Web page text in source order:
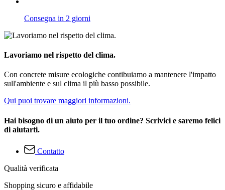
Consegna in 2 giorni
Lavoriamo nel rispetto del clima.
Con concrete misure ecologiche contibuiamo a mantenere l'impatto
sull'ambiente e sul clima il più basso possibile.
Qui puoi trovare maggiori informazioni.
Hai bisogno di un aiuto per il tuo ordine? Scrivici e saremo felici
di aiutarti.
Contatto
Qualità verificata
Shopping sicuro e affidabile